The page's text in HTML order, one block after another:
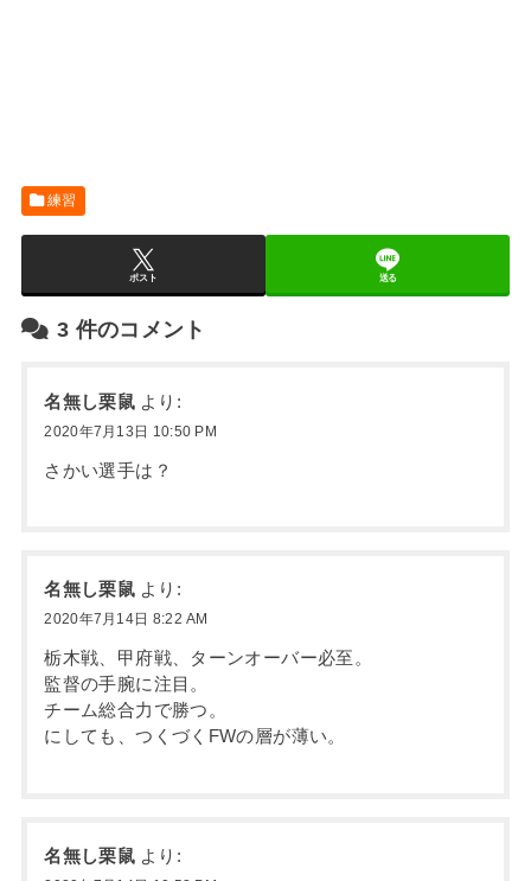
練習
ポスト 送る
3 件のコメント
名無し栗鼠 より:
2020年7月13日 10:50 PM
さかい選手は？
名無し栗鼠 より:
2020年7月14日 8:22 AM
栃木戦、甲府戦、ターンオーバー必至。
監督の手腕に注目。
チーム総合力で勝つ。
にしても、つくづくFWの層が薄い。
名無し栗鼠 より: